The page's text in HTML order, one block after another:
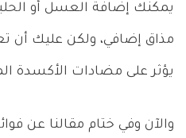
يمكنك إضافة العسل أو
مذاق إضافي، ولكن عليك أن
يؤثر على مضادات الأكسدة
والآن وفي ختام مقالنا عن